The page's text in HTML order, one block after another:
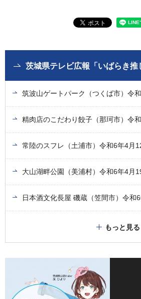
茨城県テレビ広報「いばらき推
筑波山ゲートパーク（つくば市）令
精肉店のこだわり餃子（那珂市）令
常陸のスフレ（土浦市）令和6年4月
大山湖畔公園（美浦村）令和6年4月
日本酒文化長屋 磯蔵（笠間市）令和
もっと見る